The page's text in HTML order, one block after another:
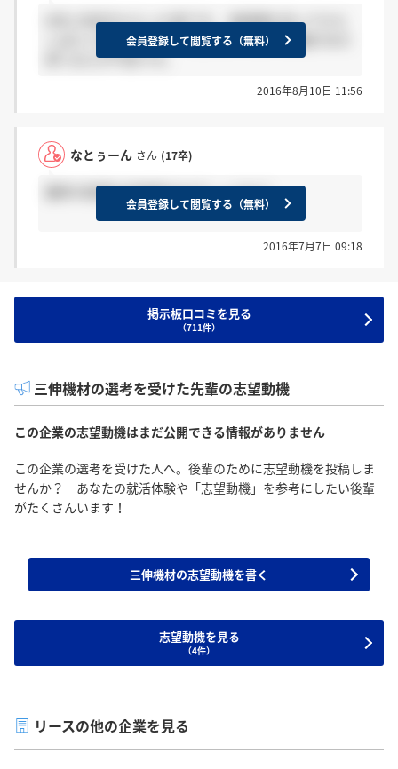
6月に内定をもらった者です。 承諾書を送ってから
しばらく経つのですが、懇談会や研修の連絡がまだ
来ておらず不安です。
会員登録して閲覧する（無料）
2016年8月10日 11:56
なとぅーん さん (17卒)
最終の結果は合格者のみでしょうか？
会員登録して閲覧する（無料）
2016年7月7日 09:18
掲示板口コミを見る
（711件）
三伸機材の選考を受けた先輩の志望動機
この企業の志望動機はまだ公開できる情報がありません
この企業の選考を受けた人へ。後輩のために志望動機を投稿しま
せんか？ あなたの就活体験や「志望動機」を参考にしたい後輩
がたくさんいます！
三伸機材の志望動機を書く
志望動機を見る
（4件）
リースの他の企業を見る